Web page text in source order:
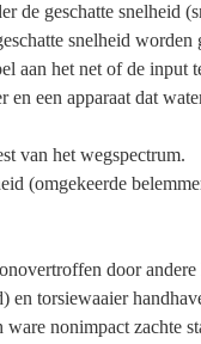
de geschatte snelheid
snelheid worden
aan het net of de input
een apparaat dat
van het wegspectrum.
(omgekeerde
door
en torsiewaaier
nonimpact zachte